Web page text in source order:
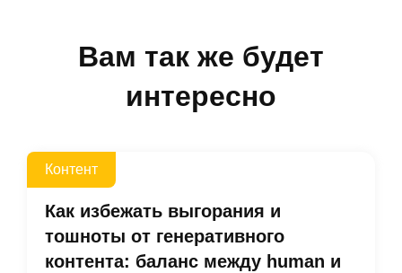
Вам так же будет
интересно
Контент
Как избежать выгорания и
тошноты от генеративного
контента: баланс между human и